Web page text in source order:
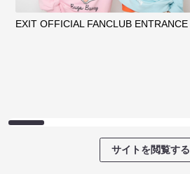
EXIT OFFICIAL FANCLUB ENTRANCE
サイトを閲覧する